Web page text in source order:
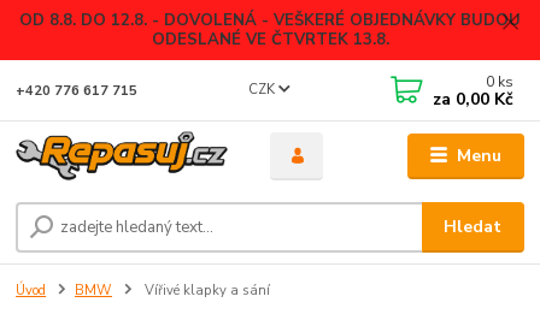
OD 8.8. DO 12.8. - DOVOLENÁ - VEŠKERÉ OBJEDNÁVKY BUDOU
ODESLANÉ VE ČTVRTEK 13.8.
Menu
CZK
Hledat
+420 776 617 715 0 ks
za 0,00 Kč
Úvod BMW Vířivé klapky a sání